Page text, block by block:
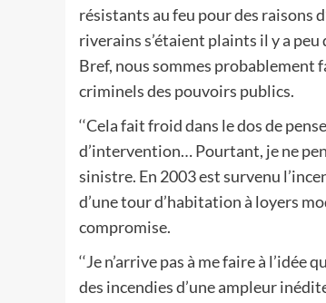
résistants au feu pour des raisons
riverains s’étaient plaints il y a
Bref, nous sommes probablement
criminels des pouvoirs publics.
‘‘Cela fait froid dans le dos de
d’intervention… Pourtant, je ne
sinistre. En 2003 est survenu
d’une tour d’habitation à loyers
compromise.
‘‘Je n’arrive pas à me faire à
des incendies d’une ampleur